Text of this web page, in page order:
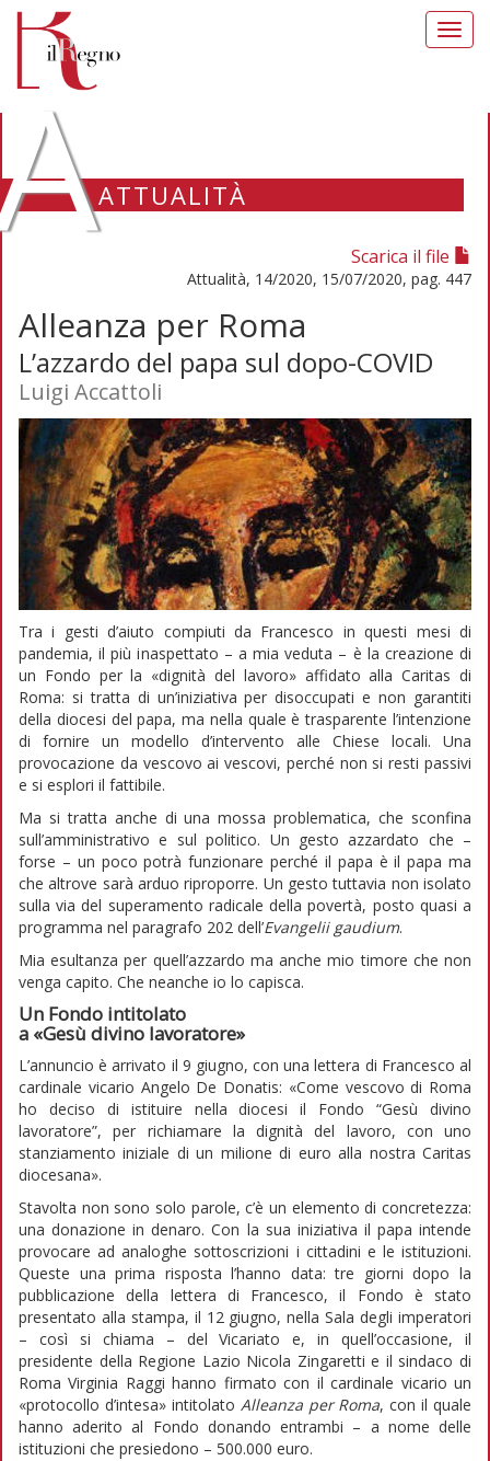
ATTUALITÀ
Scarica il file
Attualità, 14/2020, 15/07/2020, pag. 447
Alleanza per Roma
L’azzardo del papa sul dopo-COVID
Luigi Accattoli
Tra i gesti d’aiuto compiuti da Francesco in questi mesi di
pandemia, il più inaspettato – a mia veduta – è la creazione di
un Fondo per la «dignità del lavoro» affidato alla Caritas di
Roma: si tratta di un’iniziativa per disoccupati e non garantiti
della diocesi del papa, ma nella quale è trasparente l’intenzione
di fornire un modello d’intervento alle Chiese locali. Una
provocazione da vescovo ai vescovi, perché non si resti passivi
e si esplori il fattibile.
Ma si tratta anche di una mossa problematica, che sconfina
sull’amministrativo e sul politico. Un gesto azzardato che –
forse – un poco potrà funzionare perché il papa è il papa ma
che altrove sarà arduo riproporre. Un gesto tuttavia non isolato
sulla via del superamento radicale della povertà, posto quasi a
programma nel paragrafo 202 dell’Evangelii gaudium.
Mia esultanza per quell’azzardo ma anche mio timore che non
venga capito. Che neanche io lo capisca.
Un Fondo intitolato
a «Gesù divino lavoratore»
L’annuncio è arrivato il 9 giugno, con una lettera di Francesco al
cardinale vicario Angelo De Donatis: «Come vescovo di Roma
ho deciso di istituire nella diocesi il Fondo “Gesù divino
lavoratore”, per richiamare la dignità del lavoro, con uno
stanziamento iniziale di un milione di euro alla nostra Caritas
diocesana».
Stavolta non sono solo parole, c’è un elemento di concretezza:
una donazione in denaro. Con la sua iniziativa il papa intende
provocare ad analoghe sottoscrizioni i cittadini e le istituzioni.
Queste una prima risposta l’hanno data: tre giorni dopo la
pubblicazione della lettera di Francesco, il Fondo è stato
presentato alla stampa, il 12 giugno, nella Sala degli imperatori
– così si chiama – del Vicariato e, in quell’occasione, il
presidente della Regione Lazio Nicola Zingaretti e il sindaco di
Roma Virginia Raggi hanno firmato con il cardinale vicario un
«protocollo d’intesa» intitolato Alleanza per Roma, con il quale
hanno aderito al Fondo donando entrambi – a nome delle
istituzioni che presiedono – 500.000 euro.